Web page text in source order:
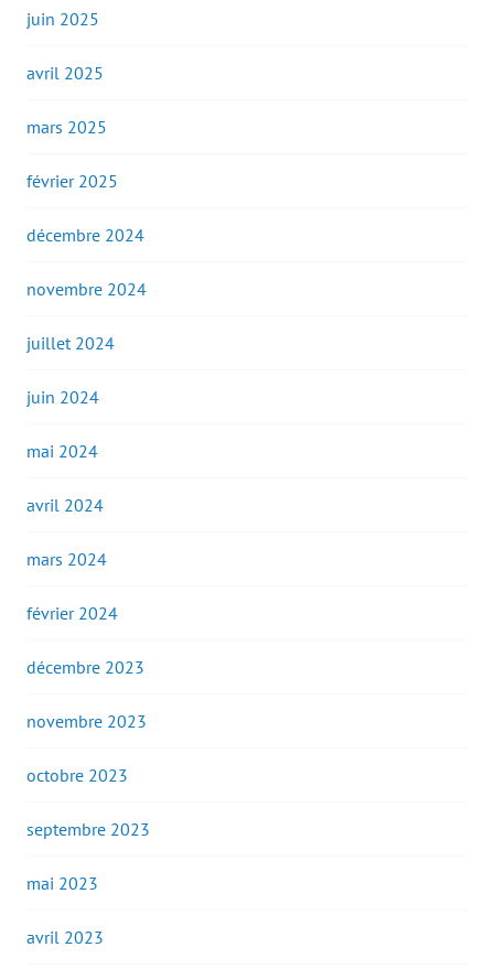
juin 2025
avril 2025
mars 2025
février 2025
décembre 2024
novembre 2024
juillet 2024
juin 2024
mai 2024
avril 2024
mars 2024
février 2024
décembre 2023
novembre 2023
octobre 2023
septembre 2023
mai 2023
avril 2023